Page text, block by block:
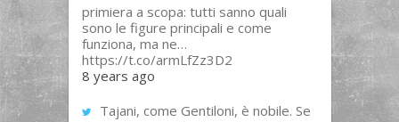
primiera a scopa: tutti sanno quali
sono le figure principali e come
funziona, ma ne…
https://t.co/armLfZz3D2
8 years ago
Tajani, come Gentiloni, è nobile. Se